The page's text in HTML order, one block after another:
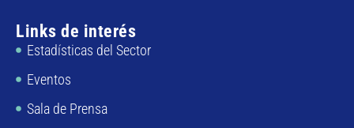
Links de interés
Estadísticas del Sector
Eventos
Sala de Prensa